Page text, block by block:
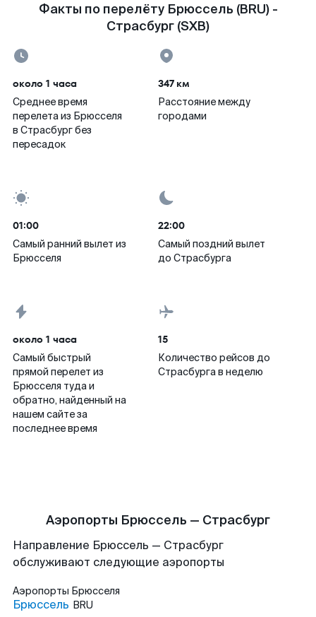
Факты по перелёту Брюссель (BRU) -
Страсбург (SXB)
около 1 часа
Среднее время
перелета из Брюсселя
в Страсбург без
пересадок
347 км
Расстояние между
городами
01:00
Самый ранний вылет из
Брюсселя
22:00
Самый поздний вылет
до Страсбурга
около 1 часа
Самый быстрый
прямой перелет из
Брюсселя туда и
обратно, найденный на
нашем сайте за
последнее время
15
Количество рейсов до
Страсбурга в неделю
Аэропорты Брюссель — Страсбург
Направление Брюссель — Страсбург
обслуживают следующие аэропорты
Аэропорты Брюсселя
Брюссель BRU